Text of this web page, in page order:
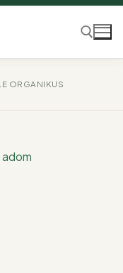
ORGANIKUS